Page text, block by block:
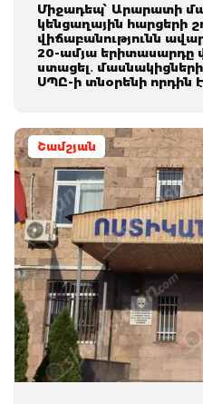
Միջադեպ՝ Արարատի
կենցաղային հարցերի
վիճաբանությունն
20-ամյա երիտասարդը
ստացել․
ՍՊԸ-ի տնօրենի որդին է
Շամշյան